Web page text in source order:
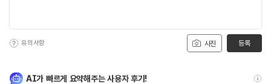
사진
유의사항 등록
AI가 빠르게 요약해주는 사용자 후기!